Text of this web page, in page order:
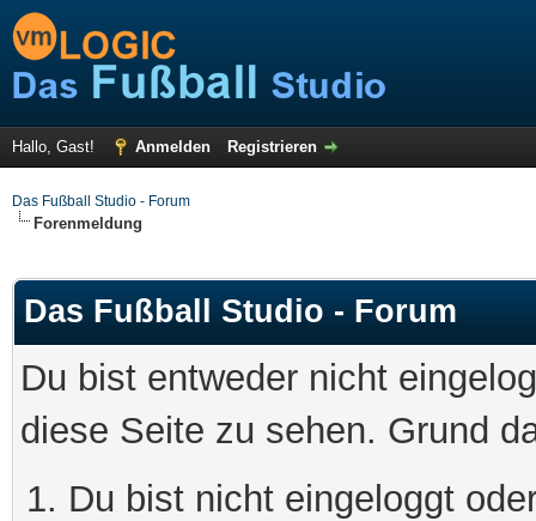
Hallo, Gast! Anmelden Registrieren
Das Fußball Studio - Forum
Forenmeldung
Das Fußball Studio - Forum
Du bist entweder nicht
diese Seite zu sehen. Grund
Du bist nicht eingeloggt